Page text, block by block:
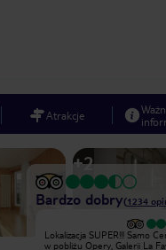
Atrakcje
+2
Bardzo dobry(1234
Lokalizacja SUPER!!! Samo
w pobliżu Opery, Galerii La